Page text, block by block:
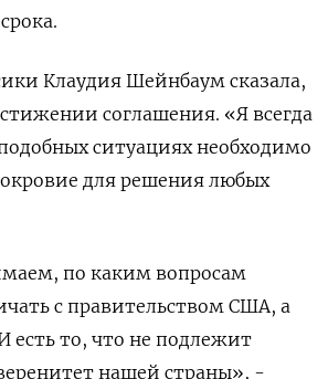
Клаудия Шейнбаум сказала,
соглашения. «Я всегда
ситуациях необходимо
для решения любых
по каким вопросам
с правительством США, а
есть то, что не подлежит
нашей страны», -